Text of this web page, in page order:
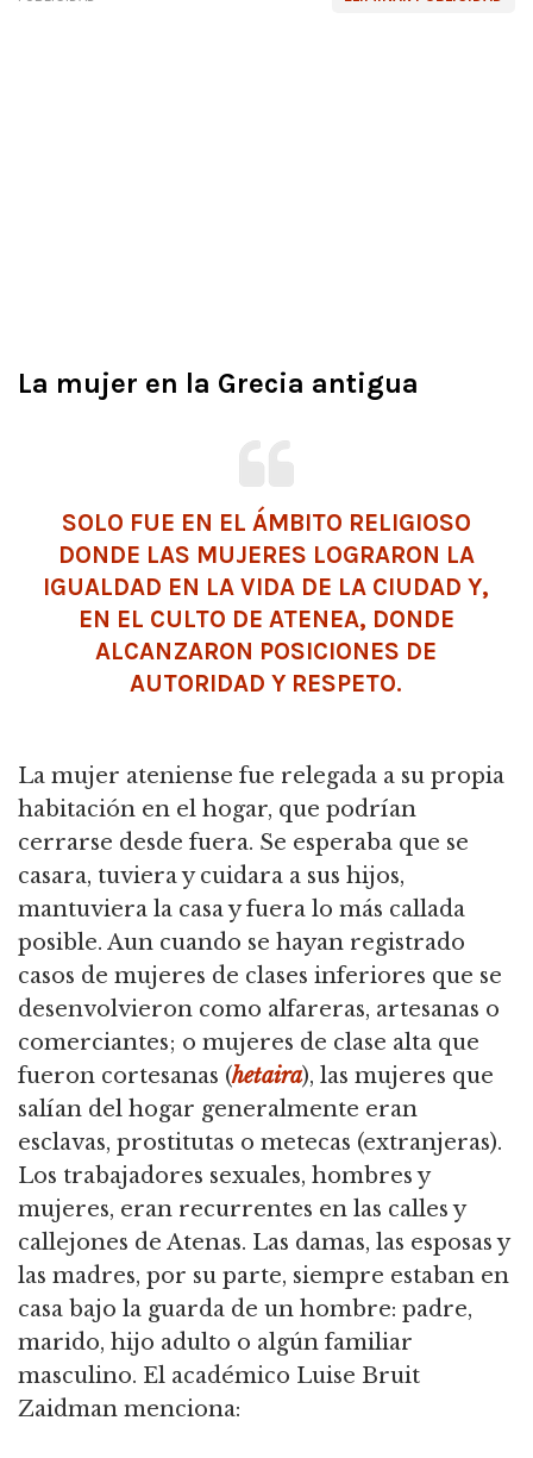
La mujer en la Grecia antigua
SOLO FUE EN EL ÁMBITO RELIGIOSO
DONDE LAS MUJERES LOGRARON LA
IGUALDAD EN LA VIDA DE LA CIUDAD Y,
EN EL CULTO DE ATENEA, DONDE
ALCANZARON POSICIONES DE
AUTORIDAD Y RESPETO.
La mujer ateniense fue relegada a su propia
habitación en el hogar, que podrían
cerrarse desde fuera. Se esperaba que se
casara, tuviera y cuidara a sus hijos,
mantuviera la casa y fuera lo más callada
posible. Aun cuando se hayan registrado
casos de mujeres de clases inferiores que se
desenvolvieron como alfareras, artesanas o
comerciantes; o mujeres de clase alta que
fueron cortesanas (hetaira), las mujeres que
salían del hogar generalmente eran
esclavas, prostitutas o metecas (extranjeras).
Los trabajadores sexuales, hombres y
mujeres, eran recurrentes en las calles y
callejones de Atenas. Las damas, las esposas y
las madres, por su parte, siempre estaban en
casa bajo la guarda de un hombre: padre,
marido, hijo adulto o algún familiar
masculino. El académico Luise Bruit
Zaidman menciona: